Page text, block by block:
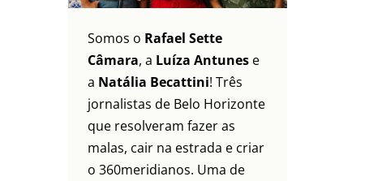
Somos o Rafael Sette
Câmara, a Luíza Antunes e
a Natália Becattini! Três
jornalistas de Belo Horizonte
que resolveram fazer as
malas, cair na estrada e criar
o 360meridianos. Uma de